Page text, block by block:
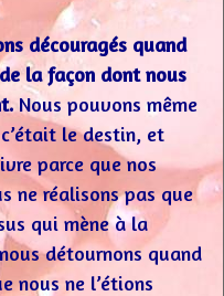
découragés quand
la façon dont nous
Nous pouvons même
le destin, et
parce que nos
ne réalisons pas que
qui mène à la
détournons quand
nous ne l’étions